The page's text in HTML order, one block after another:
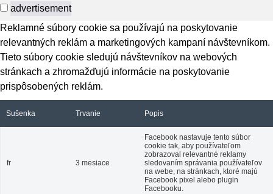
advertisement
Reklamné súbory cookie sa používajú na poskytovanie
relevantných reklám a marketingových kampaní návštevníkom.
Tieto súbory cookie sledujú návštevníkov na webových
stránkach a zhromažďujú informácie na poskytovanie
prispôsobených reklám.
Sušenka Trvanie Popis
fr 3 mesiace
Facebook nastavuje tento súbor
cookie tak, aby používateľom
zobrazoval relevantné reklamy
sledovaním správania používateľov
na webe, na stránkach, ktoré majú
Facebook pixel alebo plugin
Facebooku.